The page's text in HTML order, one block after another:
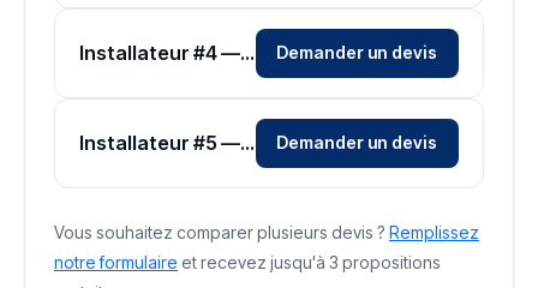
Installateur #4 — Zone Essonne Demander un devis
Installateur #5 — Zone Essonne Demander un devis
Vous souhaitez comparer plusieurs devis ? Remplissez
notre formulaire et recevez jusqu'à 3 propositions